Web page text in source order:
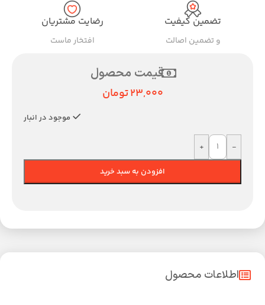
تضمین کیفیت
و تضمین اصالت
رضایت مشتریان
افتخار ماست
قیمت محصول
23,000تومان
موجود در انبار
-
+
افزودن به سبد خرید
اطلاعات محصول